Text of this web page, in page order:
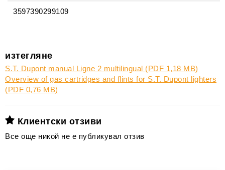
3597390299109
изтегляне
S.T. Dupont manual Ligne 2 multilingual (PDF 1,18 MB)
Overview of gas cartridges and flints for S.T. Dupont lighters
(PDF 0,76 MB)
Клиентски отзиви
Все още никой не е публикувал отзив